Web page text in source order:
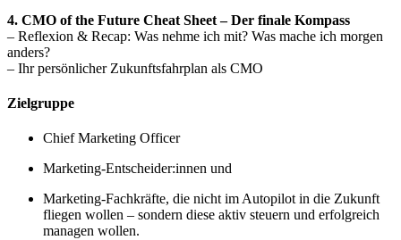
4. CMO of the Future Cheat Sheet – Der finale Kompass
– Reflexion & Recap: Was nehme ich mit? Was mache ich morgen
anders?
– Ihr persönlicher Zukunftsfahrplan als CMO
Zielgruppe
Chief Marketing Officer
Marketing-Entscheider:innen und
Marketing-Fachkräfte, die nicht im Autopilot in die Zukunft
fliegen wollen – sondern diese aktiv steuern und erfolgreich
managen wollen.